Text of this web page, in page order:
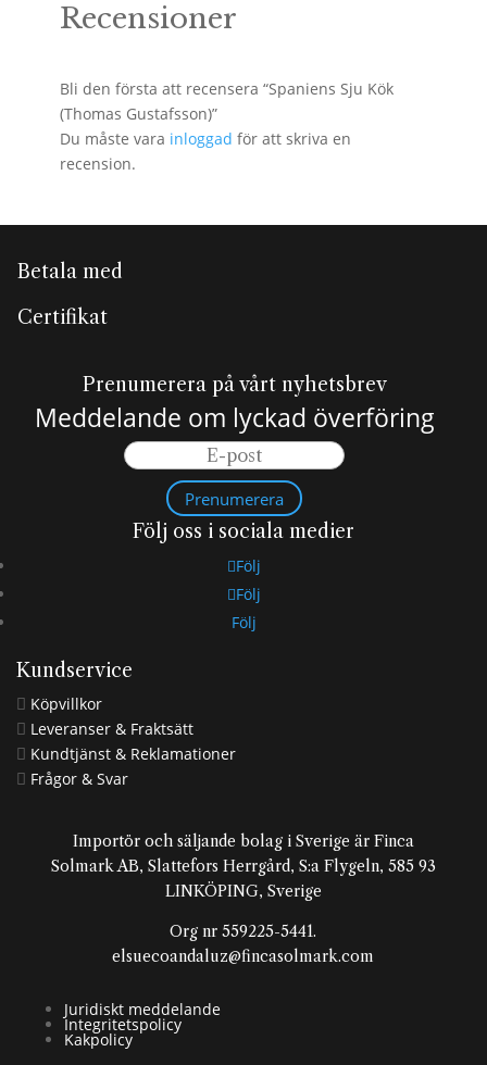
Recensioner
Bli den första att recensera “Spaniens Sju Kök
(Thomas Gustafsson)”
Du måste vara inloggad för att skriva en
recension.
Betala med
Certifikat
Prenumerera på vårt nyhetsbrev
Meddelande om lyckad överföring
Prenumerera
Följ oss i sociala medier
Följ
Följ
Följ
Kundservice
 Köpvillkor
 Leveranser & Fraktsätt
 Kundtjänst & Reklamationer
 Frågor & Svar
Importör och säljande bolag i Sverige är Finca
Solmark AB, Slattefors Herrgård, S:a Flygeln, 585 93
LINKÖPING, Sverige
Org nr 559225-5441.
elsuecoandaluz@fincasolmark.com
Juridiskt meddelande
Integritetspolicy
Kakpolicy